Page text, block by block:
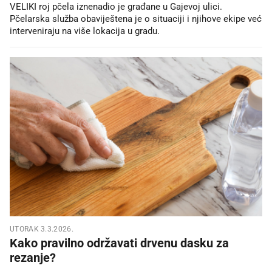
VELIKI roj pčela iznenadio je građane u Gajevoj ulici.
Pčelarska služba obaviještena je o situaciji i njihove ekipe već
interveniraju na više lokacija u gradu.
UTORAK 3.3.2026.
Kako pravilno održavati drvenu dasku za
rezanje?